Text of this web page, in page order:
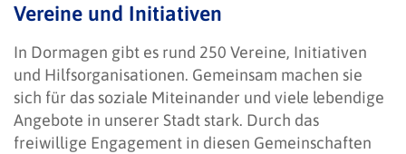
Vereine und Initiativen
In Dormagen gibt es rund 250 Vereine, Initiativen
und Hilfsorganisationen. Gemeinsam machen sie
sich für das soziale Miteinander und viele lebendige
Angebote in unserer Stadt stark. Durch das
freiwillige Engagement in diesen Gemeinschaften